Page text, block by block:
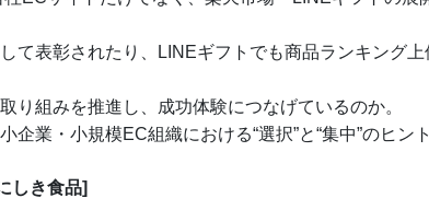
て表彰されたり、LINEギフトでも商品ランキング
り組みを推進し、成功体験につなげているのか。
業・小規模EC組織における“選択”と“集中”のヒン
しき食品]